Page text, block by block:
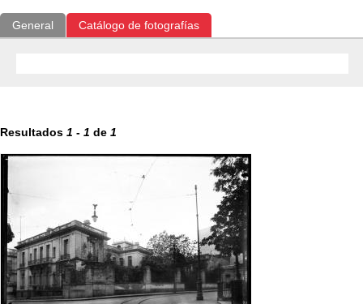
General Catálogo de fotografías
Resultados 1 - 1 de 1